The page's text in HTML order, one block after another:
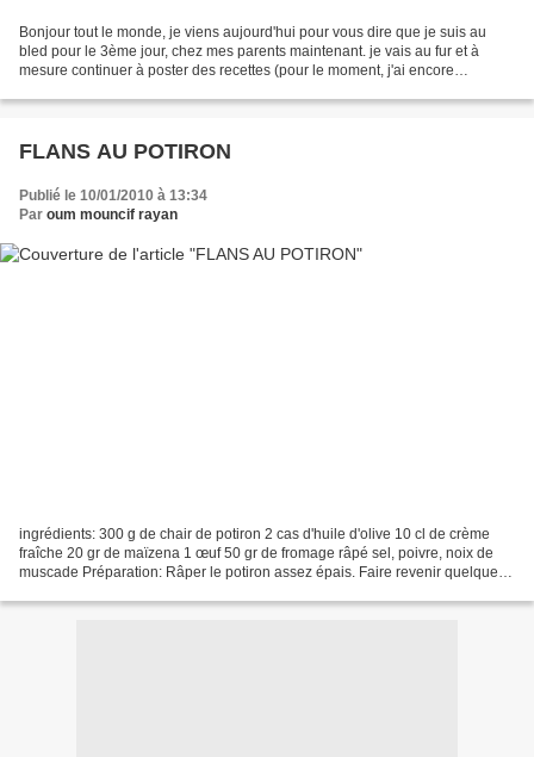
Bonjour tout le monde, je viens aujourd'hui pour vous dire que je suis au
bled pour le 3ème jour, chez mes parents maintenant. je vais au fur et à
mesure continuer à poster des recettes (pour le moment, j'ai encore
FLANS AU POTIRON
Publié le 10/01/2010 à 13:34
Par oum mouncif rayan
ingrédients: 300 g de chair de potiron 2 cas d'huile d'olive 10 cl de crème
fraîche 20 gr de maïzena 1 œuf 50 gr de fromage râpé sel, poivre, noix de
muscade Préparation: Râper le potiron assez épais. Faire revenir quelques